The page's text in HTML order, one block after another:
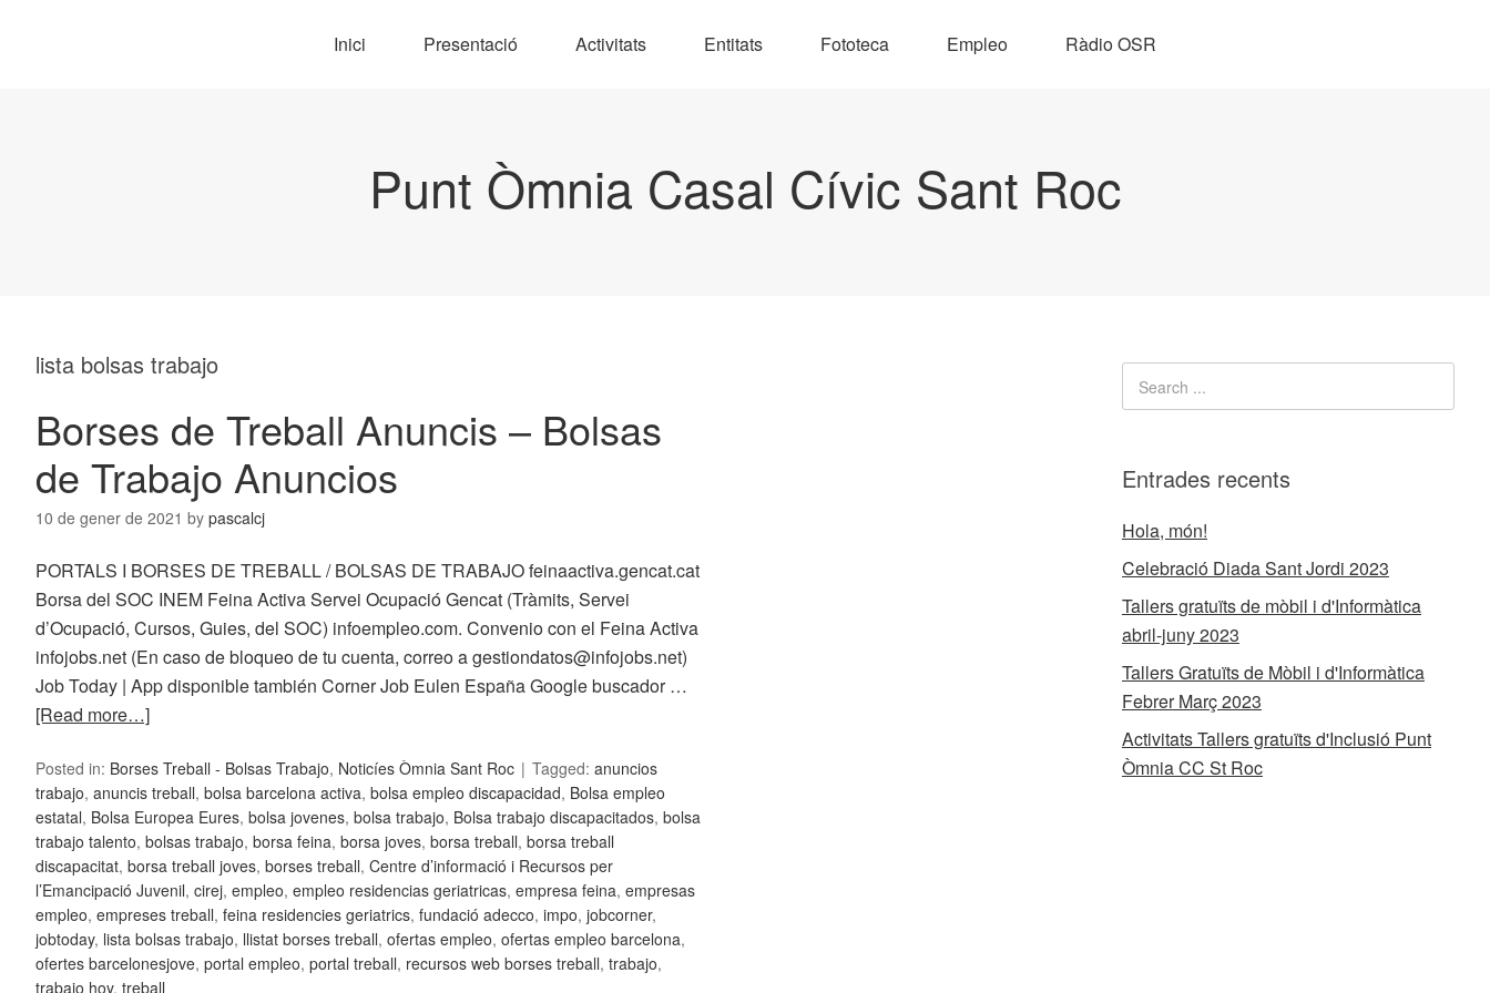
Inici Presentació Activitats Entitats Fototeca Empleo Ràdio OSR
Punt Òmnia Casal Cívic Sant Roc
lista bolsas trabajo
Borses de Treball Anuncis – Bolsas
de Trabajo Anuncios
10 de gener de 2021 by pascalcj
PORTALS I BORSES DE TREBALL / BOLSAS DE TRABAJO feinaactiva.gencat.cat
Borsa del SOC INEM Feina Activa Servei Ocupació Gencat (Tràmits, Servei
d’Ocupació, Cursos, Guies, del SOC) infoempleo.com. Convenio con el Feina Activa
infojobs.net (En caso de bloqueo de tu cuenta, correo a gestiondatos@infojobs.net)
Job Today | App disponible también Corner Job Eulen España Google buscador …
[Read more…]
Posted in: Borses Treball - Bolsas Trabajo, Noticíes Òmnia Sant Roc Tagged: anuncios
trabajo, anuncis treball, bolsa barcelona activa, bolsa empleo discapacidad, Bolsa empleo
estatal, Bolsa Europea Eures, bolsa jovenes, bolsa trabajo, Bolsa trabajo discapacitados, bolsa
trabajo talento, bolsas trabajo, borsa feina, borsa joves, borsa treball, borsa treball
discapacitat, borsa treball joves, borses treball, Centre d’informació i Recursos per
l’Emancipació Juvenil, cirej, empleo, empleo residencias geriatricas, empresa feina, empresas
empleo, empreses treball, feina residencies geriatrics, fundació adecco, impo, jobcorner,
jobtoday, lista bolsas trabajo, llistat borses treball, ofertas empleo, ofertas empleo barcelona,
ofertes barcelonesjove, portal empleo, portal treball, recursos web borses treball, trabajo,
trabajo hoy, treball
Entrades recents
Hola, món!
Celebració Diada Sant Jordi 2023
Tallers gratuïts de mòbil i d'Informàtica
abril-juny 2023
Tallers Gratuïts de Mòbil i d'Informàtica
Febrer Març 2023
Activitats Tallers gratuïts d'Inclusió Punt
Òmnia CC St Roc